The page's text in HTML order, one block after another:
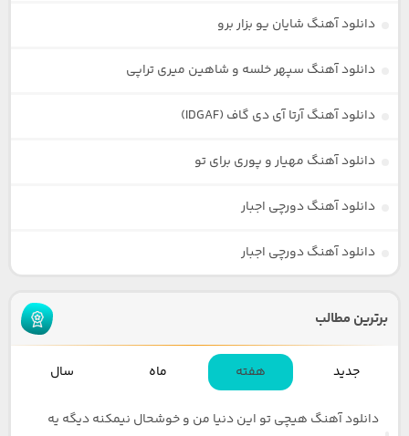
دانلود آهنگ شایان یو بزار برو
دانلود آهنگ سپهر خلسه و شاهین میری تراپی
دانلود آهنگ آرتا آی دی گاف (IDGAF)
دانلود آهنگ مهیار و پوری برای تو
دانلود آهنگ دورچی اجبار
دانلود آهنگ دورچی اجبار
برترین مطالب
جدید هفته ماه سال
دانلود آهنگ هیچی تو این دنیا من و خوشحال نیمکنه دیگه یه